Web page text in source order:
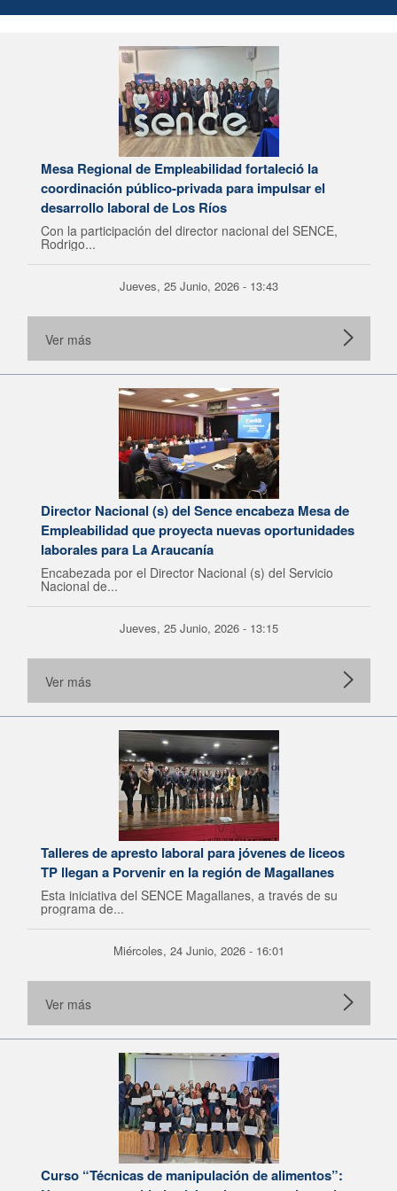
Mesa Regional de Empleabilidad fortaleció la
coordinación público-privada para impulsar el
desarrollo laboral de Los Ríos
Con la participación del director nacional del SENCE,
Rodrigo...
Jueves, 25 Junio, 2026 - 13:43
Ver más
Director Nacional (s) del Sence encabeza Mesa de
Empleabilidad que proyecta nuevas oportunidades
laborales para La Araucanía
Encabezada por el Director Nacional (s) del Servicio
Nacional de...
Jueves, 25 Junio, 2026 - 13:15
Ver más
Talleres de apresto laboral para jóvenes de liceos
TP llegan a Porvenir en la región de Magallanes
Esta iniciativa del SENCE Magallanes, a través de su
programa de...
Miércoles, 24 Junio, 2026 - 16:01
Ver más
Curso “Técnicas de manipulación de alimentos”: